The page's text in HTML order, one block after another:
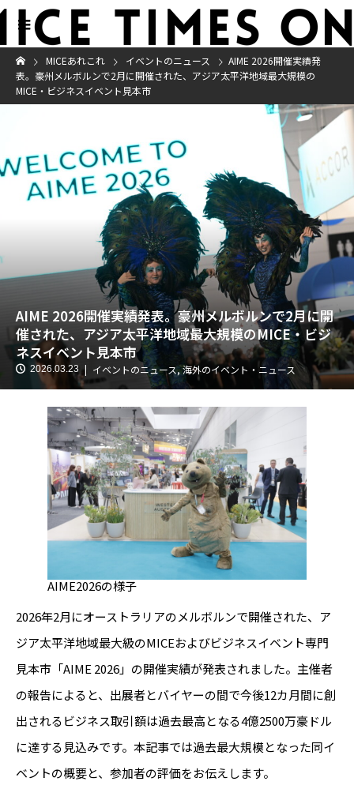
MICEあれこれ イベントのニュース
AIME 2026開催実績発
表。豪州メルボルンで2月に開催された、アジア太平洋地域最大規模の
MICE・ビジネスイベント見本市
AIME 2026開催実績発表。豪州メルボルンで2月に開
催された、アジア太平洋地域最大規模のMICE・ビジ
ネスイベント見本市
2026.03.23 イベントのニュース,海外のイベント・ニュース
AIME2026の様子
2026年2月にオーストラリアのメルボルンで開催された、ア
ジア太平洋地域最大級のMICEおよびビジネスイベント専門
見本市「AIME 2026」の開催実績が発表されました。主催者
の報告によると、出展者とバイヤーの間で今後12カ月間に創
出されるビジネス取引額は過去最高となる4億2500万豪ドル
に達する見込みです。本記事では過去最大規模となった同イ
ベントの概要と、参加者の評価をお伝えします。